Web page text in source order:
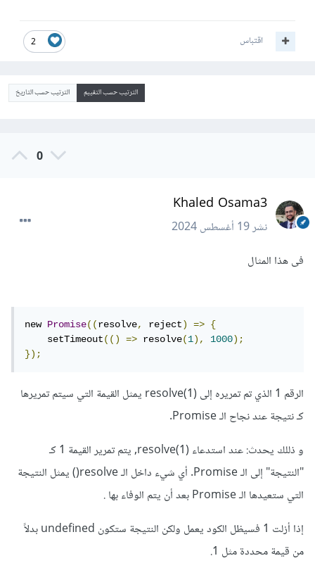
2 اقتباس
الترتيب حسب التقييم الترتيب حسب التاريخ
0
Khaled Osama3
نشر19 أغسطس 2024
فى هذا المثال
new Promise((resolve, reject) =>
{
    setTimeout
(() => resolve(1), 1000);
});
الرقم 1 الذي تم تمريره إلى resolve(1) يمثل القيمة التي سيتم تمريرها
كـ نتيجة عند نجاح الـ Promise.
و ذللك يحدث: عند استدعاء resolve(1), يتم تمرير القيمة 1 كـ
"النتيجة" إلى الـ Promise. أي شيء داخل الـ resolve() يمثل النتيجة
التي ستعيدها الـ Promise بعد أن يتم الوفاء بها .
إذا أزلت 1 فسيظل الكود يعمل ولكن النتيجة ستكون undefined بدلاً
من قيمة محددة مثل 1.